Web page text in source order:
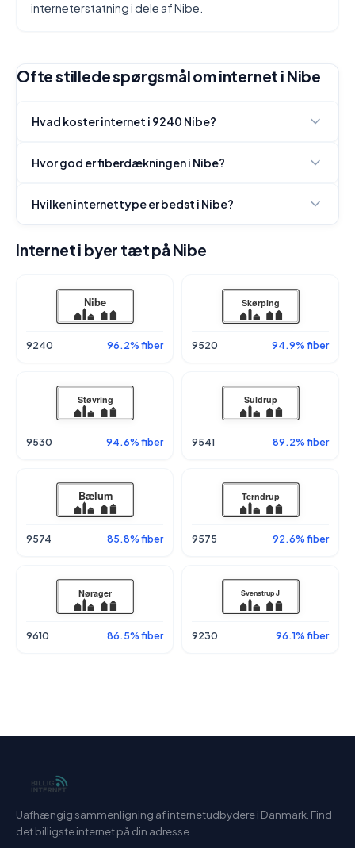
interneterstatning i dele af Nibe.
Ofte stillede spørgsmål om internet i Nibe
Hvad koster internet i 9240 Nibe?
Hvor god er fiberdækningen i Nibe?
Hvilken internettype er bedst i Nibe?
Internet i byer tæt på Nibe
9240 96.2% fiber 9520 94.9% fiber
9530 94.6% fiber 9541 89.2% fiber
9574 85.8% fiber 9575 92.6% fiber
9610 86.5% fiber 9230 96.1% fiber
Uafhængig sammenligning af internetudbydere i Danmark. Find
det billigste internet på din adresse.